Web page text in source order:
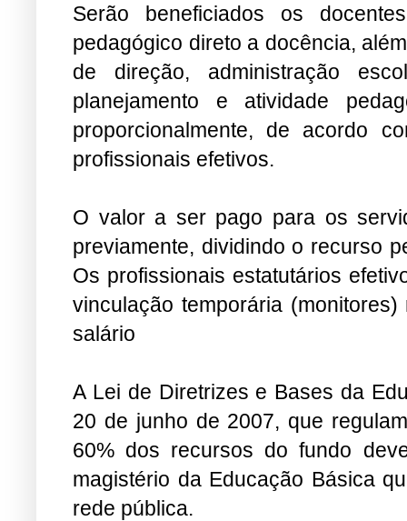
Serão beneficiados os
pedagógico direto a docência,
de direção, administração
planejamento e atividade
proporcionalmente, de acordo
profissionais efetivos.
O valor a ser pago para os
previamente, dividindo o recurso
Os profissionais estatutários
vinculação temporária
salário
A Lei de Diretrizes e Bases da
20 de junho de 2007, que
60% dos recursos do fundo
magistério da Educação Básica
rede pública.